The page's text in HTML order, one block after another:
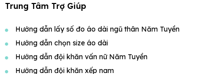
Trung Tâm Trợ Giúp
Hướng dẫn lấy số đo áo dài ngũ thân Năm Tuyền
Hướng dẫn chọn size áo dài
Hướng dẫn đội khăn vấn nữ Năm Tuyền
Hướng dẫn đội khăn xếp nam